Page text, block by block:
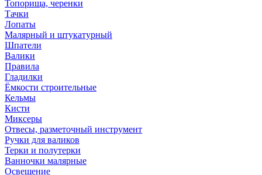
Топорища, черенки
Тачки
Лопаты
Малярный и штукатурный
Шпатели
Валики
Правила
Гладилки
Ёмкости строительные
Кельмы
Кисти
Миксеры
Отвесы, разметочный инструмент
Ручки для валиков
Терки и полутерки
Ванночки малярные
Освещение